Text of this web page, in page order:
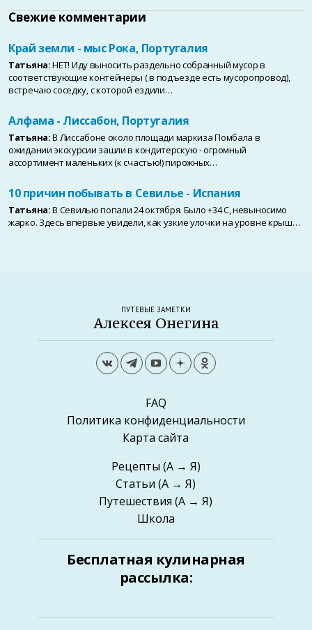
Свежие комментарии
Край земли - мыс Рока, Португалия
Татьяна:НЕТ! Иду выносить раздельно собранный мусор в
соответствующие контейнеры ( в подъезде есть мусоропровод),
встречаю соседку, с которой ездили…
Алфама - Лиссабон, Португалия
Татьяна:В Лиссабоне около площади маркиза Помбала в
ожидании экскурсии зашли в кондитерскую - огромный
ассортимент маленьких (к счастью!) пирожных…
10 причин побывать в Севилье - Испания
Татьяна:В Севилью попали 24 октября. Было +34 С, невыносимо
жарко. Здесь впервые увидели, как узкие улочки на уровне крыш…
ПУТЕВЫЕ ЗАМЕТКИ
Алексея Онегина
FAQ
Политика конфиденциальности
Карта сайта
Рецепты (А → Я)
Статьи (А → Я)
Путешествия (А → Я)
Школа
Бесплатная кулинарная
рассылка: